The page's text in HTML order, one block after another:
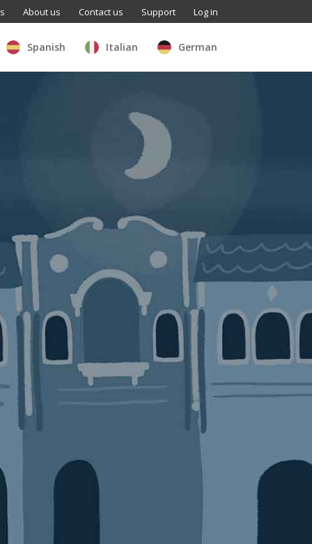
About us Contact us Support Log in
Spanish Italian German